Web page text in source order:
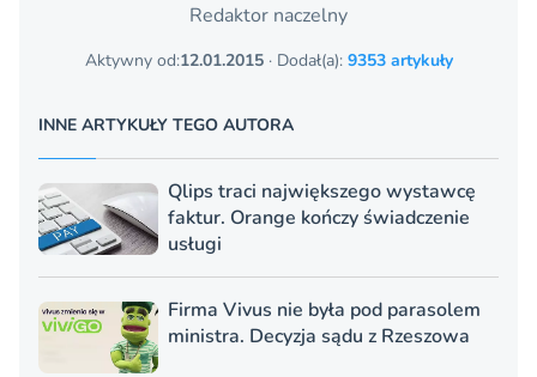
Redaktor naczelny
Aktywny od:12.01.2015· Dodał(a): 9353 artykuły
INNE ARTYKUŁY TEGO AUTORA
Qlips traci największego wystawcę
faktur. Orange kończy świadczenie
usługi
Firma Vivus nie była pod parasolem
ministra. Decyzja sądu z Rzeszowa